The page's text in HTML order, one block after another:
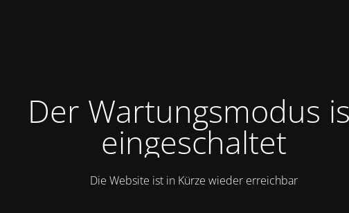
Der Wartungsmodus
eingeschaltet
Die Website ist in Kürze wieder erreichbar